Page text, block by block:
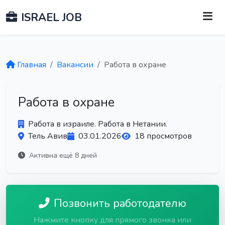
ISRAEL JOB
Главная Вакансии Работа в охране
Работа в охране
Работа в израиле. Работа в Нетании.
Тель Авив
03.01.2026 18 просмотров
Активна ещё 8 дней
Позвонить работодателю
Нажмите кнопку для прямого звонка или